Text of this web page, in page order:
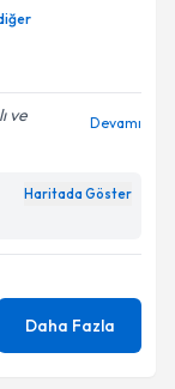
ve
Devamı
Haritada Göster
Daha Fazla